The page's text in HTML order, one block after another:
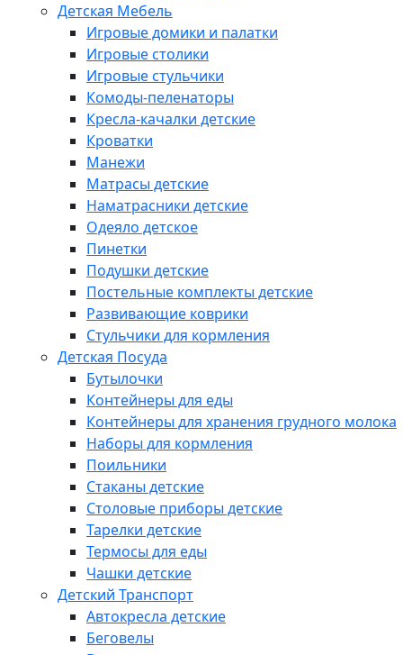
Детская Мебель
Игровые домики и палатки
Игровые столики
Игровые стульчики
Комоды-пеленаторы
Кресла-качалки детские
Кроватки
Манежи
Матрасы детские
Наматрасники детские
Одеяло детское
Пинетки
Подушки детские
Постельные комплекты детские
Развивающие коврики
Стульчики для кормления
Детская Посуда
Бутылочки
Контейнеры для еды
Контейнеры для хранения грудного молока
Наборы для кормления
Поильники
Стаканы детские
Столовые приборы детские
Тарелки детские
Термосы для еды
Чашки детские
Детский Транспорт
Автокресла детские
Беговелы